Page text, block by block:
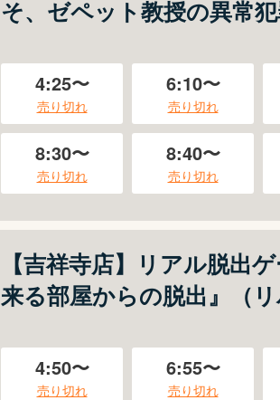
そ、ゼペット教授の異常
4:25〜
売り切れ
6:10〜
売り切れ
8:30〜
売り切れ
8:40〜
売り切れ
【吉祥寺店】リアル脱出
来る部屋からの脱出』（リ
4:50〜
売り切れ
6:55〜
売り切れ